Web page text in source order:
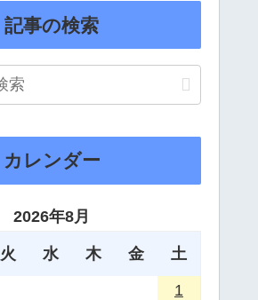
記事の検索
カレンダー
2026年8月
火 水 木 金 土
1